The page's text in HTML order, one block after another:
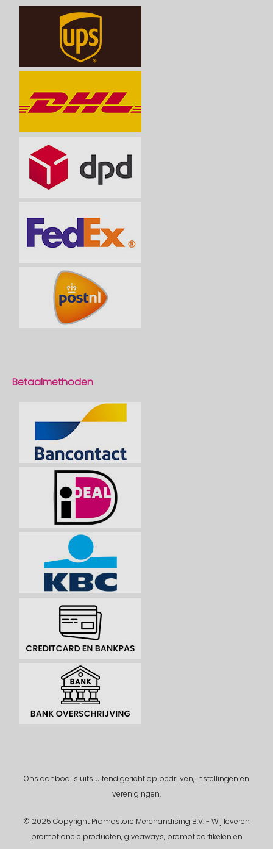
Betaalmethoden
Ons aanbod is uitsluitend gericht op bedrijven, instellingen en
verenigingen.
© 2025 Copyright Promostore Merchandising B.V. - Wij leveren
promotionele producten, giveaways, promotieartikelen en